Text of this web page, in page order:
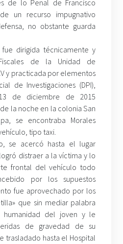
de lo Penal de Francisco
un recurso impugnativo
no obstante guarda
dirigida técnicamente y
de la Unidad de
y practicada por elementos
de Investigaciones (DPI),
de diciembre de 2015
la noche en la colonia San
se encontraba Morales
tipo taxi.
se acercó hasta el lugar
distraer a la víctima y lo
frontal del vehículo todo
por los supuestos
fue aprovechado por los
que sin mediar palabra
humanidad del joven y le
de gravedad de su
trasladado hasta el Hospital